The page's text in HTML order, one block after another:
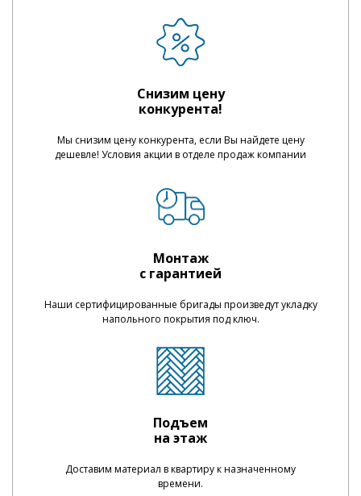
Снизим цену
конкурента!
Мы снизим цену конкурента, если Вы найдете цену
дешевле! Условия акции в отделе продаж компании
Монтаж
с гарантией
Наши сертифицированные бригады произведут укладку
напольного покрытия под ключ.
Подъем
на этаж
Доставим материал в квартиру к назначенному
времени.